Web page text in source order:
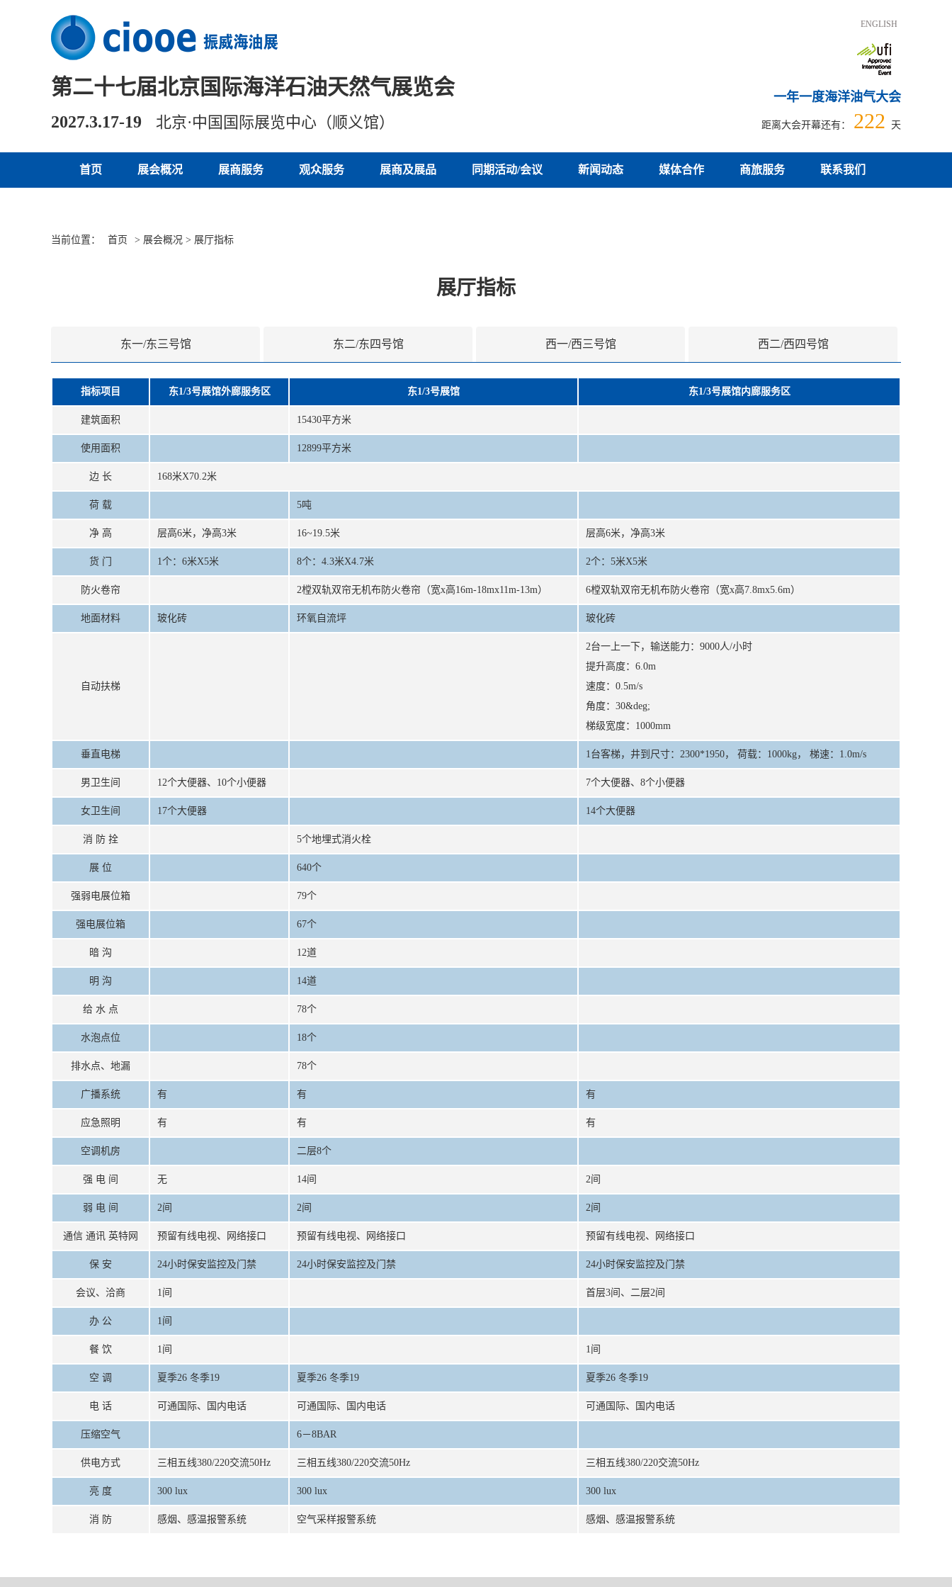
第二十七届北京国际海洋石油天然气展览会
2027.3.17-19 北京·中国国际展览中心（顺义馆）
ENGLISH
一年一度海洋油气大会
距离大会开幕还有： 222 天
首页 展会概况 展商服务 观众服务 展商及展品 同期活动/会议 新闻动态 媒体合作 商旅服务 联系我们
当前位置： 首页 > 展会概况 > 展厅指标
展厅指标
东一/东三号馆 东二/东四号馆 西一/西三号馆 西二/西四号馆
指标项目 东1/3号展馆外廊服务区 东1/3号展馆 东1/3号展馆内廊服务区
建筑面积 15430平方米
使用面积 12899平方米
边 长 168米X70.2米
荷 载 5吨
净 高 层高6米，净高3米 16~19.5米 层高6米，净高3米
货 门 1个：6米X5米 8个：4.3米X4.7米 2个：5米X5米
防火卷帘 2樘双轨双帘无机布防火卷帘（宽x高16m-18mx11m-13m） 6樘双轨双帘无机布防火卷帘（宽x高7.8mx5.6m）
地面材料 玻化砖 环氧自流坪 玻化砖
自动扶梯
2台一上一下，输送能力：9000人/小时
提升高度：6.0m
速度：0.5m/s
角度：30&deg;
梯级宽度：1000mm
垂直电梯 1台客梯，井到尺寸：2300*1950， 荷载：1000kg， 梯速：1.0m/s
男卫生间 12个大便器、10个小便器 7个大便器、8个小便器
女卫生间 17个大便器 14个大便器
消 防 拴 5个地埋式消火栓
展 位 640个
强弱电展位箱 79个
强电展位箱 67个
暗 沟 12道
明 沟 14道
给 水 点 78个
水泡点位 18个
排水点、地漏 78个
广播系统 有 有 有
应急照明 有 有 有
空调机房 二层8个
强 电 间 无 14间 2间
弱 电 间 2间 2间 2间
通信 通讯 英特网 预留有线电视、网络接口 预留有线电视、网络接口 预留有线电视、网络接口
保 安 24小时保安监控及门禁 24小时保安监控及门禁 24小时保安监控及门禁
会议、洽商 1间 首层3间、二层2间
办 公 1间
餐 饮 1间 1间
空 调 夏季26 冬季19 夏季26 冬季19 夏季26 冬季19
电 话 可通国际、国内电话 可通国际、国内电话 可通国际、国内电话
压缩空气 6－8BAR
供电方式 三相五线380/220交流50Hz 三相五线380/220交流50Hz 三相五线380/220交流50Hz
亮 度 300 lux 300 lux 300 lux
消 防 感烟、感温报警系统 空气采样报警系统 感烟、感温报警系统